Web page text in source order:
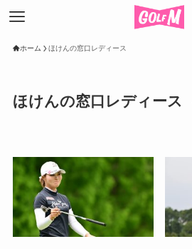
ホーム ほけんの窓口レディース
ほけんの窓口レディース